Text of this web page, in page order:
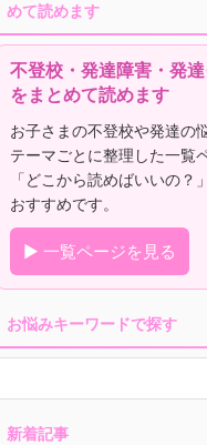
めて読めます
不登校・発達障害・発
をまとめて読めます
お子さまの不登校や発達の
テーマごとに整理した一覧
「どこから読めばいいの？
おすすめです。
▶ 一覧ページを見る
お悩みキーワードで探す
新着記事